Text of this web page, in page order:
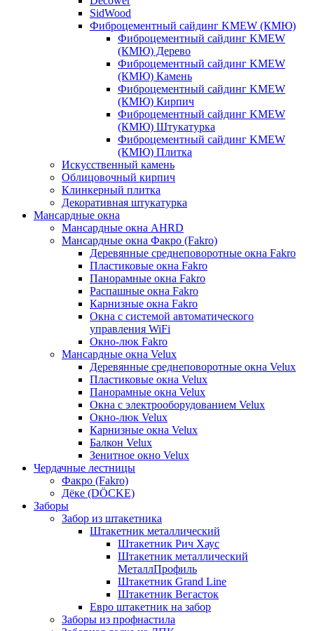
SidWood
Фиброцементный сайдинг KMEW (КМЮ)
Фиброцементный сайдинг KMEW
(КМЮ) Дерево
Фиброцементный сайдинг KMEW
(КМЮ) Камень
Фиброцементный сайдинг KMEW
(КМЮ) Кирпич
Фиброцементный сайдинг KMEW
(КМЮ) Штукатурка
Фиброцементный сайдинг KMEW
(КМЮ) Плитка
Искусственный камень
Облицовочный кирпич
Клинкерный плитка
Декоративная штукатурка
Мансардные окна
Мансардные окна AHRD
Мансардные окна Факро (Fakro)
Деревянные среднеповоротные окна Fakro
Пластиковые окна Fakro
Панорамные окна Fakro
Распашные окна Fakro
Карнизные окна Fakro
Окна с системой автоматического
управления WiFi
Окно-люк Fakro
Мансардные окна Velux
Деревянные среднеповоротные окна Velux
Пластиковые окна Velux
Панорамные окна Velux
Окна с электрооборудованием Velux
Окно-люк Velux
Карнизные окна Velux
Балкон Velux
Зенитное окно Velux
Чердачные лестницы
Факро (Fakro)
Дёке (DÖCKE)
Заборы
Забор из штакетника
Штакетник металлический
Штакетник Рич Хаус
Штакетник металлический
МеталлПрофиль
Штакетник Grand Line
Штакетник Вегасток
Евро штакетник на забор
Заборы из профнастила